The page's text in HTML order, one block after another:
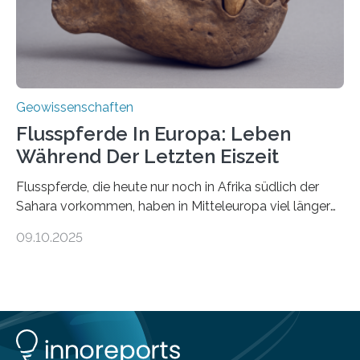
Geowissenschaften
Flusspferde In Europa: Leben
Während Der Letzten Eiszeit
Flusspferde, die heute nur noch in Afrika südlich der
Sahara vorkommen, haben in Mitteleuropa viel länger
Knochenfunden zeigen, dass Flusspferde noch vor
Universität Potsdam und die Reiss-Engelhorn-Museen
Mannheim mit dem Curt-Engelhorn-Zentrum
09.10.2025